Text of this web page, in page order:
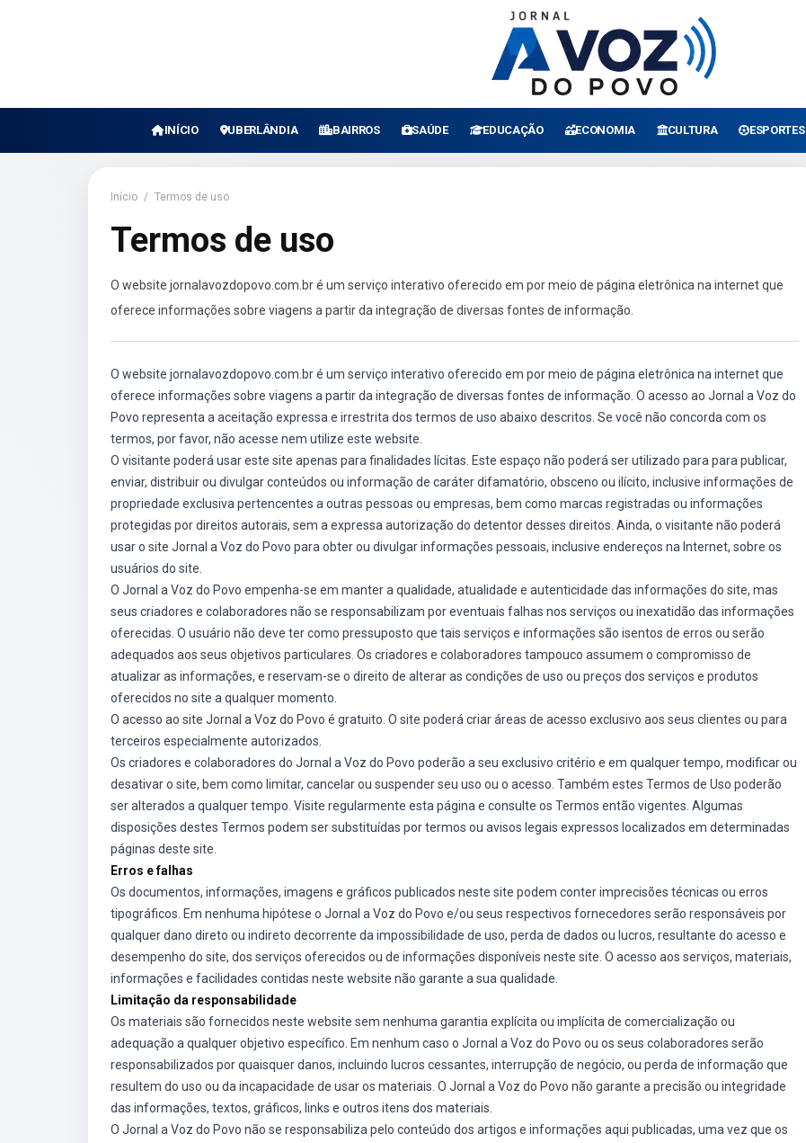
INÍCIO UBERLÂNDIA BAIRROS SAÚDE EDUCAÇÃO ECONOMIA CULTURA ESPORTES
Início / Termos de uso
Termos de uso
O website jornalavozdopovo.com.br é um serviço interativo oferecido em por meio de página eletrônica na internet que
oferece informações sobre viagens a partir da integração de diversas fontes de informação.
O website jornalavozdopovo.com.br é um serviço interativo oferecido em por meio de página eletrônica na internet que
oferece informações sobre viagens a partir da integração de diversas fontes de informação. O acesso ao Jornal a Voz do
Povo representa a aceitação expressa e irrestrita dos termos de uso abaixo descritos. Se você não concorda com os
termos, por favor, não acesse nem utilize este website.
O visitante poderá usar este site apenas para finalidades lícitas. Este espaço não poderá ser utilizado para para publicar,
enviar, distribuir ou divulgar conteúdos ou informação de caráter difamatório, obsceno ou ilícito, inclusive informações de
propriedade exclusiva pertencentes a outras pessoas ou empresas, bem como marcas registradas ou informações
protegidas por direitos autorais, sem a expressa autorização do detentor desses direitos. Ainda, o visitante não poderá
usar o site Jornal a Voz do Povo para obter ou divulgar informações pessoais, inclusive endereços na Internet, sobre os
usuários do site.
O Jornal a Voz do Povo empenha-se em manter a qualidade, atualidade e autenticidade das informações do site, mas
seus criadores e colaboradores não se responsabilizam por eventuais falhas nos serviços ou inexatidão das informações
oferecidas. O usuário não deve ter como pressuposto que tais serviços e informações são isentos de erros ou serão
adequados aos seus objetivos particulares. Os criadores e colaboradores tampouco assumem o compromisso de
atualizar as informações, e reservam-se o direito de alterar as condições de uso ou preços dos serviços e produtos
oferecidos no site a qualquer momento.
O acesso ao site Jornal a Voz do Povo é gratuito. O site poderá criar áreas de acesso exclusivo aos seus clientes ou para
terceiros especialmente autorizados.
Os criadores e colaboradores do Jornal a Voz do Povo poderão a seu exclusivo critério e em qualquer tempo, modificar ou
desativar o site, bem como limitar, cancelar ou suspender seu uso ou o acesso. Também estes Termos de Uso poderão
ser alterados a qualquer tempo. Visite regularmente esta página e consulte os Termos então vigentes. Algumas
disposições destes Termos podem ser substituídas por termos ou avisos legais expressos localizados em determinadas
páginas deste site.
Erros e falhas
Os documentos, informações, imagens e gráficos publicados neste site podem conter imprecisões técnicas ou erros
tipográficos. Em nenhuma hipótese o Jornal a Voz do Povo e/ou seus respectivos fornecedores serão responsáveis por
qualquer dano direto ou indireto decorrente da impossibilidade de uso, perda de dados ou lucros, resultante do acesso e
desempenho do site, dos serviços oferecidos ou de informações disponíveis neste site. O acesso aos serviços, materiais,
informações e facilidades contidas neste website não garante a sua qualidade.
Limitação da responsabilidade
Os materiais são fornecidos neste website sem nenhuma garantia explícita ou implícita de comercialização ou
adequação a qualquer objetivo específico. Em nenhum caso o Jornal a Voz do Povo ou os seus colaboradores serão
responsabilizados por quaisquer danos, incluindo lucros cessantes, interrupção de negócio, ou perda de informação que
resultem do uso ou da incapacidade de usar os materiais. O Jornal a Voz do Povo não garante a precisão ou integridade
das informações, textos, gráficos, links e outros itens dos materiais.
O Jornal a Voz do Povo não se responsabiliza pelo conteúdo dos artigos e informações aqui publicadas, uma vez que os